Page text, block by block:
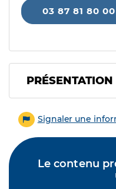
03 87 81 80 00
PRÉSENTATION
Signaler une
Le contenu